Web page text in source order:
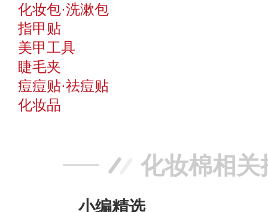
化妆包·洗漱包
指甲贴
美甲工具
睫毛夹
痘痘贴·祛痘贴
化妆品
化妆棉相关
小编精选